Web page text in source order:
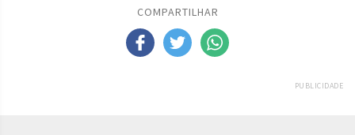
COMPARTILHAR
PUBLICIDADE